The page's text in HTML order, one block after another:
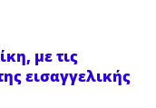
με τις
εισαγγελικής